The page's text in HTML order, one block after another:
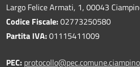
Largo Felice Armati, 1, 00043
Codice Fiscale:02773250580
Partita IVA:01115411009
PEC: